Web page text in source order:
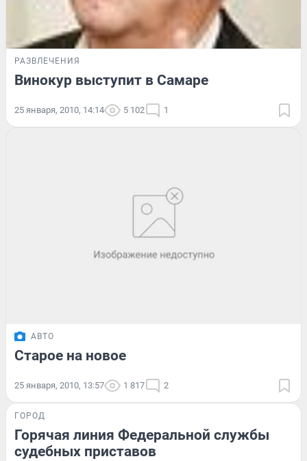
РАЗВЛЕЧЕНИЯ
Винокур выступит в Самаре
25 января, 2010, 14:14 5 102 1
АВТО
Старое на новое
25 января, 2010, 13:57 1 817 2
ГОРОД
Горячая линия Федеральной службы
судебных приставов